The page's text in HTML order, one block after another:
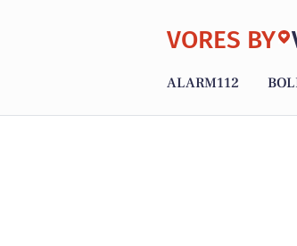
VORES BY
ALARM112